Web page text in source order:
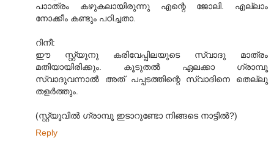
പാ‍ാത്രം കഴുകലായിരുന്നു എന്റെ ജോലി. എല്ലാം
നോക്കീം കണ്ടും പഠിച്ചതാ.
റിനീ:
ഈ സ്റ്റ്യൂനു കരിവേപ്പിലയുടെ സ്വാദു മാത്രം
മതിയായിരിക്കും. കൂടുതല്‍ ഏലക്കാ ഗ്രാമ്പൂ
സ്വാദുവന്നാല്‍ അത് പപ്പടത്തിന്റെ സ്വാദിനെ തെല്ലു
തളര്‍ത്തും.
(സ്റ്റ്യൂവില്‍ ഗ്രാമ്പൂ ഇടാറുണ്ടോ നിങ്ങടെ നാട്ടില്‍?)
Reply